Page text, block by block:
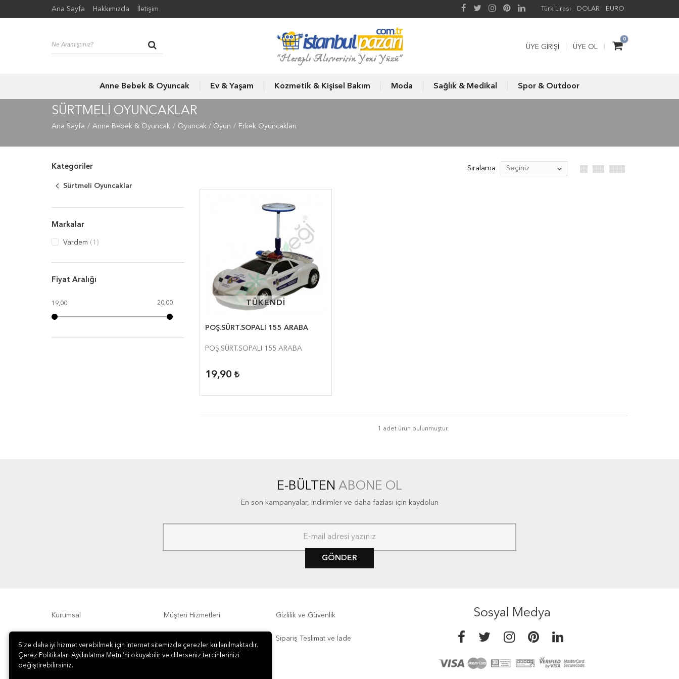
Ana Sayfa Hakkımızda İletişim Türk Lirası DOLAR EURO
0
ÜYE GIRIŞI ÜYE OL
Anne Bebek & Oyuncak Ev & Yaşam Kozmetik & Kişisel Bakım Moda Sağlık & Medikal Spor & Outdoor
SÜRTMELI OYUNCAKLAR
Ana Sayfa Anne Bebek & Oyuncak Oyuncak / Oyun Erkek Oyuncakları
Kategoriler
Sürtmeli Oyuncaklar
Markalar
Vardem (1)
Fiyat Aralığı
19,00 20,00
Sıralama
TÜKENDİ
TÜKENDİ
POŞ.SÜRT.SOPALI 155 ARABA
POŞ.SÜRT.SOPALI 155 ARABA
19,90
1 adet ürün bulunmuştur.
E-BÜLTEN ABONE OL
En son kampanyalar, indirimler ve daha fazlası için kaydolun
GÖNDER
Kurumsal Müşteri Hizmetleri Gizlilik ve Güvenlik
Sipariş Teslimat ve İade
Sosyal Medya
Size daha iyi hizmet verebilmek için internet sitemizde çerezler kullanılmaktadır.
Çerez Politikaları Aydınlatma Metni’ni okuyabilir ve dilerseniz tercihlerinizi
değiştirebilirsiniz.